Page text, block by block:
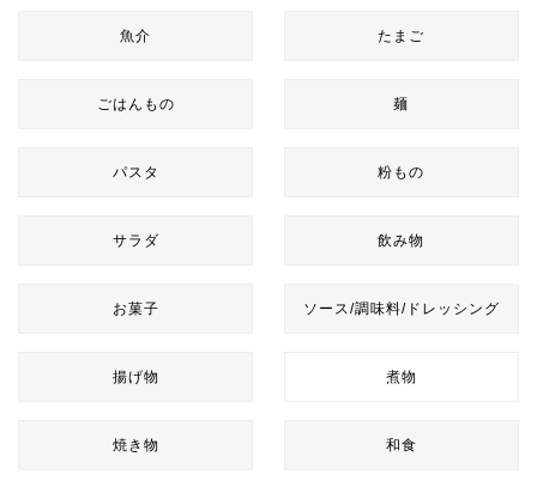
魚介 たまご
ごはんもの 麺
パスタ 粉もの
サラダ 飲み物
お菓子 ソース/調味料/ドレッシング
揚げ物 煮物
焼き物 和食